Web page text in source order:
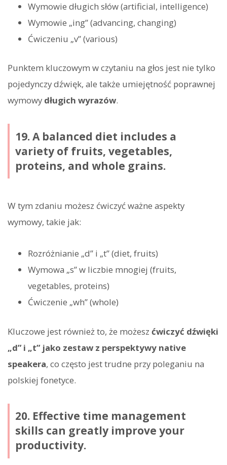
Wymowie długich słów (artificial, intelligence)
Wymowie „ing” (advancing, changing)
Ćwiczeniu „v” (various)
Punktem kluczowym w czytaniu na głos jest nie tylko
pojedynczy dźwięk, ale także umiejętność poprawnej
wymowy długich wyrazów.
19. A balanced diet includes a
variety of fruits, vegetables,
proteins, and whole grains.
W tym zdaniu możesz ćwiczyć ważne aspekty
wymowy, takie jak:
Rozróżnianie „d” i „t” (diet, fruits)
Wymowa „s” w liczbie mnogiej (fruits,
vegetables, proteins)
Ćwiczenie „wh” (whole)
Kluczowe jest również to, że możesz ćwiczyć dźwięki
„d” i „t” jako zestaw z perspektywy native
speakera, co często jest trudne przy poleganiu na
polskiej fonetyce.
20. Effective time management
skills can greatly improve your
productivity.